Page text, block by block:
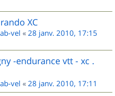
XC
vel « 28 janv. 2010, 17:15
-endurance vtt - xc .
vel « 28 janv. 2010, 17:11